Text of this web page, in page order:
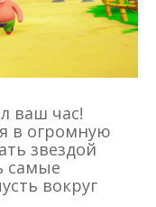
ваш час!
в огромную
звездой
самые
вокруг